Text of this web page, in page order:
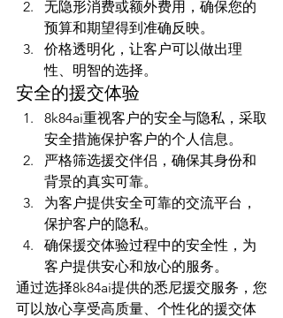
无隐形消费或额外费用，确保您的
预算和期望得到准确反映。
价格透明化，让客户可以做出理
性、明智的选择。
安全的援交体验
8k84ai重视客户的安全与隐私，采取
安全措施保护客户的个人信息。
严格筛选援交伴侣，确保其身份和
背景的真实可靠。
为客户提供安全可靠的交流平台，
保护客户的隐私。
确保援交体验过程中的安全性，为
客户提供安心和放心的服务。
通过选择8k84ai提供的悉尼援交服务，您
可以放心享受高质量、个性化的援交体